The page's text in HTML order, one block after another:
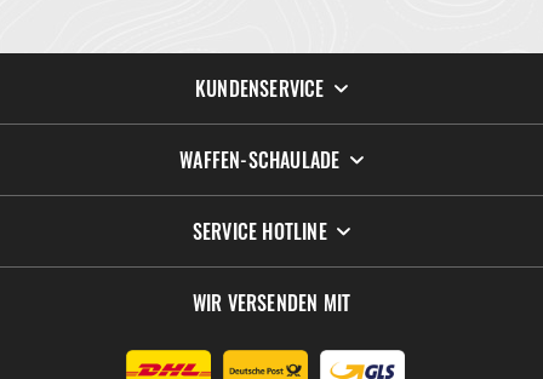
KUNDENSERVICE
WAFFEN-SCHAULADE
SERVICE HOTLINE
WIR VERSENDEN MIT